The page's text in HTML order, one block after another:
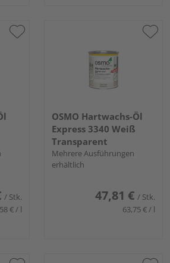
/ Stk.
€ / l
OSMO Hartwachs-Öl
Express 3340 Weiß
Transparent
Mehrere Ausführungen
erhältlich
47,81 € / Stk.
63,75 € / l